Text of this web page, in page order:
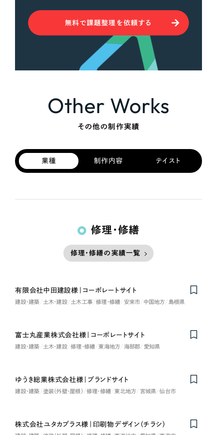
無料で課題整理を依頼する
Other Works
その他の制作実績
業種 制作内容 テイスト
修理・修繕
修理・修繕の実績一覧
有限会社中田建設様｜コーポレートサイト
建設・建築 土木・建設 土木工事 修理・修繕 安来市 中国地方 島根県
富士丸産業株式会社様｜コーポレートサイト
建設・建築 土木・建設 修理・修繕 東海地方 海部郡 愛知県
ゆうき総業株式会社様｜ブランドサイト
建設・建築 塗装（外壁・屋根） 修理・修繕 東北地方 宮城県 仙台市
株式会社ユタカプラス様｜印刷物デザイン（チラシ）